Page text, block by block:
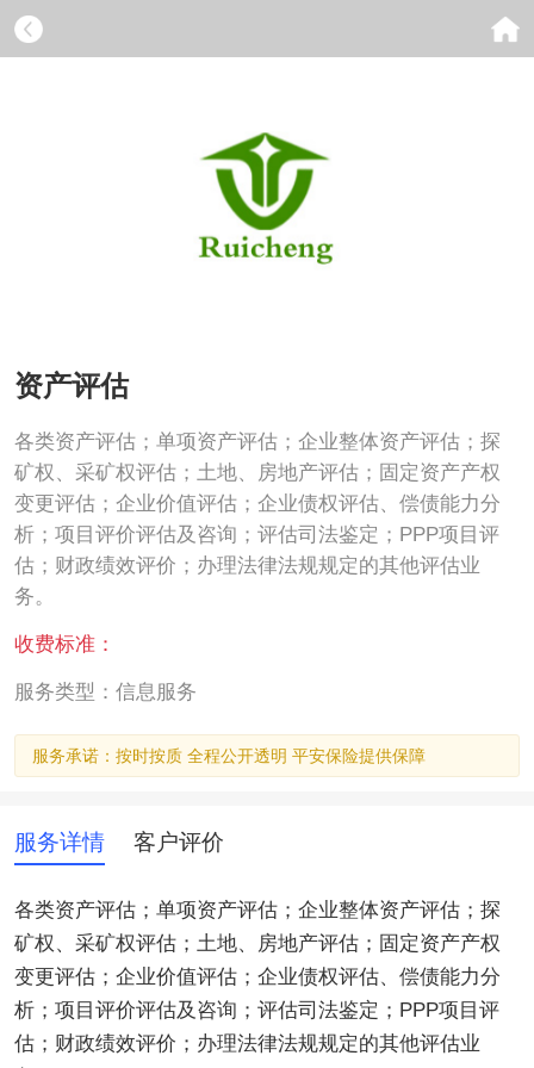
资产评估
各类资产评估；单项资产评估；企业整体资产评估；探
矿权、采矿权评估；土地、房地产评估；固定资产产权
变更评估；企业价值评估；企业债权评估、偿债能力分
析；项目评价评估及咨询；评估司法鉴定；PPP项目评
估；财政绩效评价；办理法律法规规定的其他评估业
务。
收费标准：
服务类型：信息服务
服务承诺：按时按质 全程公开透明 平安保险提供保障
服务详情 客户评价
各类资产评估；单项资产评估；企业整体资产评估；探
矿权、采矿权评估；土地、房地产评估；固定资产产权
变更评估；企业价值评估；企业债权评估、偿债能力分
析；项目评价评估及咨询；评估司法鉴定；PPP项目评
估；财政绩效评价；办理法律法规规定的其他评估业